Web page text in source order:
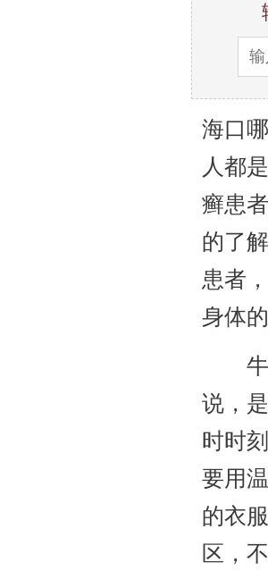
海口
人都
癣患
的了
患者
身体
牛皮
说，
时时
要用
的衣
区，